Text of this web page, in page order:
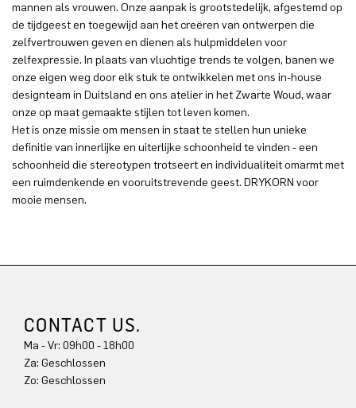
mannen als vrouwen. Onze aanpak is grootstedelijk, afgestemd op
de tijdgeest en toegewijd aan het creëren van ontwerpen die
zelfvertrouwen geven en dienen als hulpmiddelen voor
zelfexpressie. In plaats van vluchtige trends te volgen, banen we
onze eigen weg door elk stuk te ontwikkelen met ons in-house
designteam in Duitsland en ons atelier in het Zwarte Woud, waar
onze op maat gemaakte stijlen tot leven komen.
Het is onze missie om mensen in staat te stellen hun unieke
definitie van innerlijke en uiterlijke schoonheid te vinden - een
schoonheid die stereotypen trotseert en individualiteit omarmt met
een ruimdenkende en vooruitstrevende geest. DRYKORN voor
mooie mensen.
CONTACT US.
Ma - Vr: 09h00 - 18h00
Za: Geschlossen
Zo: Geschlossen